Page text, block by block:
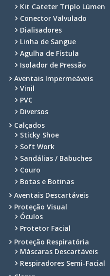
Kit Cateter Triplo Lúmen
Conector Valvulado
Dialisadores
Linha de Sangue
Agulha de Fístula
Isolador de Pressão
Aventais Impermeáveis
Vinil
PVC
Diversos
Calçados
Sticky Shoe
Soft Work
Sandálias / Babuches
Couro
Botas e Botinas
Aventais Descartáveis
Proteção Visual
Óculos
Protetor Facial
Proteção Respiratória
Máscaras Descartáveis
Respiradores Semi-Facial